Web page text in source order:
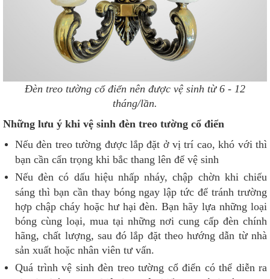
Đèn treo tường cổ điển nên được vệ sinh từ 6 - 12
tháng/lần.
Những lưu ý khi vệ sinh đèn treo tường cổ điển
Nếu đèn treo tường được lắp đặt ở vị trí cao, khó với thì
bạn cần cẩn trọng khi bắc thang lên để vệ sinh
Nếu đèn có dấu hiệu nhấp nháy, chập chờn khi chiếu
sáng thì bạn cần thay bóng ngay lập tức để tránh trường
hợp chập cháy hoặc hư hại đèn. Bạn hãy lựa những loại
bóng cùng loại, mua tại những nơi cung cấp đèn chính
hãng, chất lượng, sau đó lắp đặt theo hướng dẫn từ nhà
sản xuất hoặc nhân viên tư vấn.
Quá trình vệ sinh đèn treo tường cổ điển có thể diễn ra